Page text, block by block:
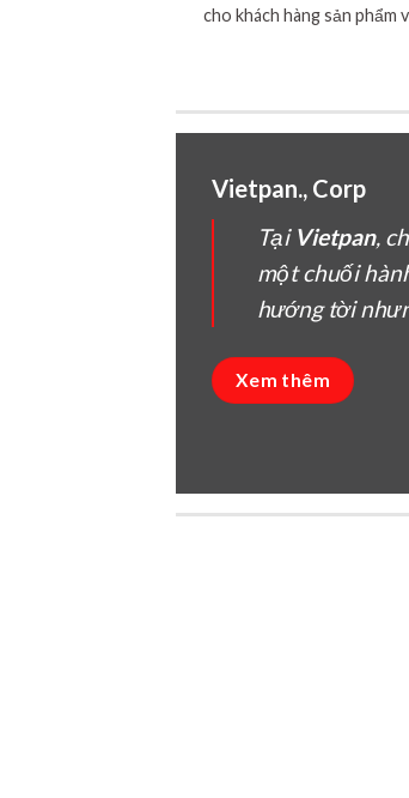
cho khách hàng sản phẩm
Vietpan., Corp
Tại Vietpan,
một chuối
hướng tời
Xem thêm